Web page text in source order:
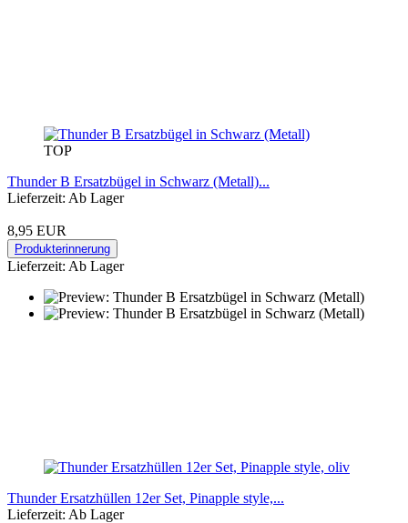
TOP
Thunder B Ersatzbügel in Schwarz (Metall)...
Lieferzeit: Ab Lager
8,95 EUR
Produkterinnerung
Lieferzeit: Ab Lager
Thunder Ersatzhüllen 12er Set, Pinapple style,...
Lieferzeit: Ab Lager